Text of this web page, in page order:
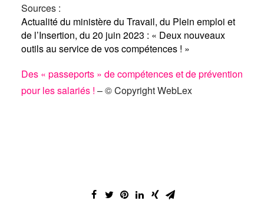
Sources :
Actualité du ministère du Travail, du Plein emploi et
de l’Insertion, du 20 juin 2023 : « Deux nouveaux
outils au service de vos compétences ! »
Des « passeports » de compétences et de prévention
pour les salariés ! – © Copyright WebLex